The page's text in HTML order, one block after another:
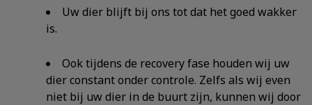
Uw dier blijft bij ons tot dat het goed wakker
is.
Ook tijdens de recovery fase houden wij uw
dier constant onder controle. Zelfs als wij even
niet bij uw dier in de buurt zijn, kunnen wij door